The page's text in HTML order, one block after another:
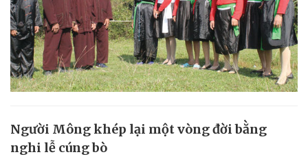
Người Mông khép lại một vòng đời bằng
nghi lễ cúng bò